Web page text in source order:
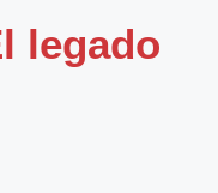
legado